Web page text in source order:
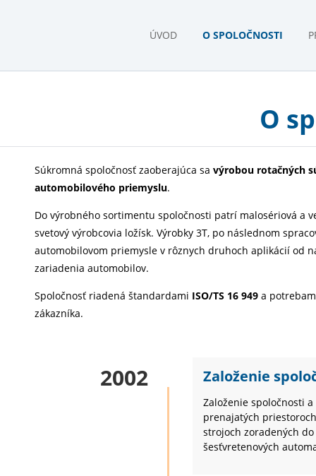
ÚVOD O SPOLOČNOSTI
O
Súkromná spoločnosť zaoberajúca sa výrobou rotačných
automobilového priemyslu.
Do výrobného sortimentu spoločnosti patrí malosériová a
svetový výrobcovia ložísk. Výrobky 3T, po následnom
automobilovom priemysle v rôznych druhoch aplikácií od
zariadenia automobilov.
Spoločnosť riadená štandardami ISO/TS 16 949 a
zákazníka.
2002 Založenie
Založenie spoločnosti
prenajatých
strojoch zoradených
šesťvretenových